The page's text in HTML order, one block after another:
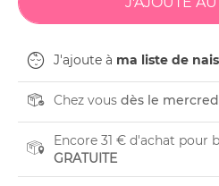
J'ajoute à ma liste de
Chez vous dès le
Encore 31 € d'achat pour
GRATUITE